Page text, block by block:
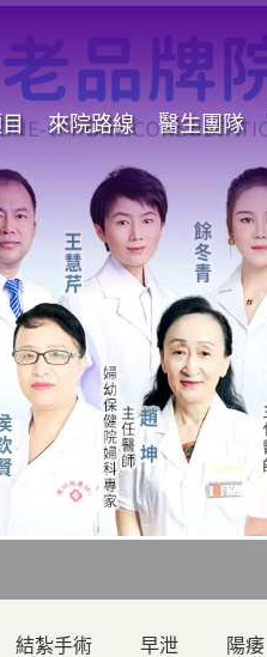
來院路線 醫生團隊
結紮手術 早泄 陽痿